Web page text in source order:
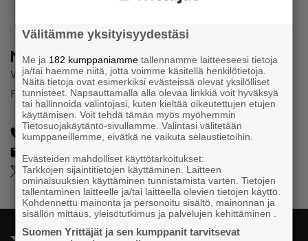
Mikael Pentikäinen
Verkställande direktör
Företagarna i Finland
09 2292 2950,040 504 1944
@jmpentikainen
Välitämme yksityisyydestäsi
Me ja 182 kumppaniamme tallennamme laitteeseesi tietoja
ja/tai haemme niitä, jotta voimme käsitellä henkilötietoja.
Näitä tietoja ovat esimerkiksi evästeissä olevat yksilölliset
tunnisteet. Napsauttamalla alla olevaa linkkiä voit hyväksyä
tai hallinnoida valintojasi, kuten kieltää oikeutettujen etujen
käyttämisen. Voit tehdä tämän myös myöhemmin
Tietosuojakäytäntö-sivullamme. Valintasi välitetään
kumppaneillemme, eivätkä ne vaikuta selaustietoihin.
Evästeiden mahdolliset käyttötarkoitukset:
Tarkkojen sijaintitietojen käyttäminen. Laitteen
ominaisuuksien käyttäminen tunnistamista varten. Tietojen
tallentaminen laitteelle ja/tai laitteella olevien tietojen käyttö.
Kohdennettu mainonta ja personoitu sisältö, mainonnan ja
sisällön mittaus, yleisötutkimus ja palvelujen kehittäminen .
Suomen Yrittäjät ja sen kumppanit tarvitsevat